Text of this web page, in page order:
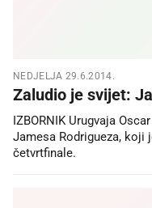
NEDJELJA 29.6.2014.
Zaludio je svijet:
IZBORNIK Urugvaja
Jamesa Rodrigueza, koji
četvrtfinale.